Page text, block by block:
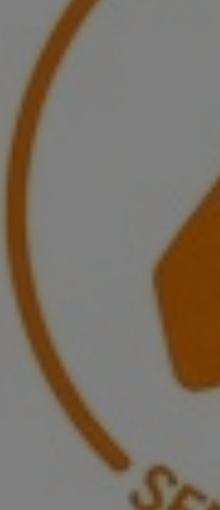
DE JUEGOS DE AZAR
5 de 5 resultados encontrados -